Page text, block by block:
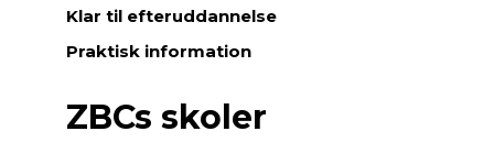
Klar til efteruddannelse
Praktisk information
ZBCs skoler